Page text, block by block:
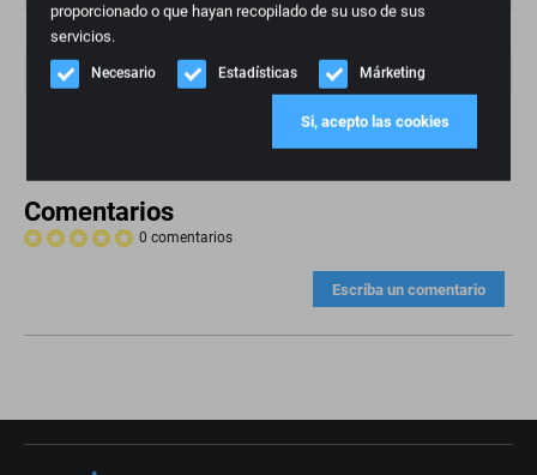
proporcionado o que hayan recopilado de su uso de sus
servicios.
Necesario Estadísticas Márketing
Si, acepto las cookies
Color
Modelo M4
10045
Comentarios
0 comentarios
Escriba un comentario